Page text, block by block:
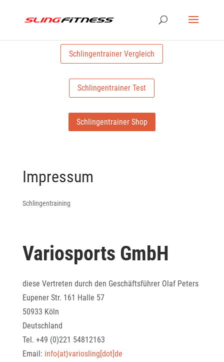
Schlingentrainer Vergleich
Schlingentrainer Test
Schlingentrainer Shop
Impressum
Schlingentraining
Variosports GmbH
diese Vertreten durch den Geschäftsführer Olaf Peters
Eupener Str. 161 Halle 57
50933 Köln
Deutschland
Tel. +49 (0)221 54812163
Email: info{at}variosling[dot]de